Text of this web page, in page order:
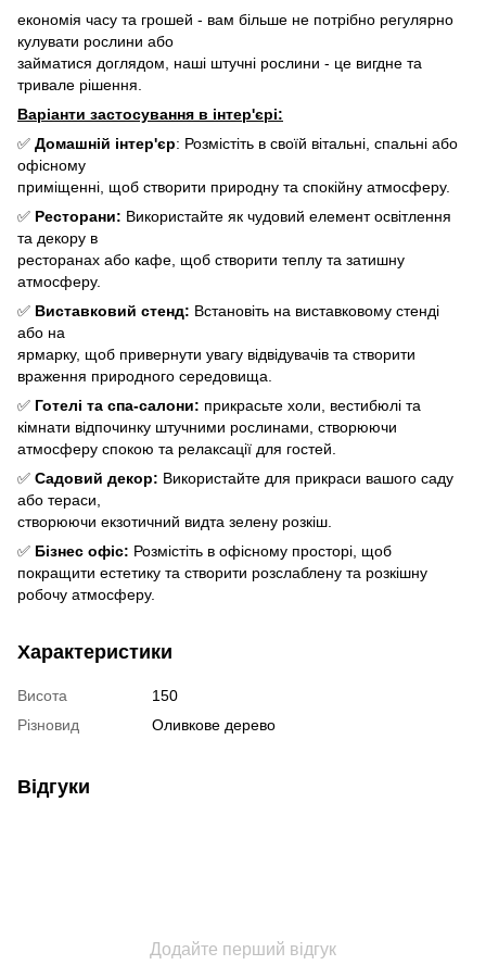
економія часу та грошей - вам більше не потрібно регулярно
кулувати рослини або
займатися доглядом, наші штучні рослини - це вигдне та
тривале рішення.
Варіанти застосування в інтер'єрі:
✅ Домашній інтер'єр: Розмістіть в своїй вітальні, спальні або
офісному
приміщенні, щоб створити природну та спокійну атмосферу.
✅ Ресторани: Використайте як чудовий елемент освітлення
та декору в
ресторанах або кафе, щоб створити теплу та затишну
атмосферу.
✅ Виставковий стенд: Встановіть на виставковому стенді
або на
ярмарку, щоб привернути увагу відвідувачів та створити
враження природного середовища.
✅ Готелі та спа-салони: прикрасьте холи, вестибюлі та
кімнати відпочинку штучними рослинами, створюючи
атмосферу спокою та релаксації для гостей.
✅ Садовий декор: Використайте для прикраси вашого саду
або тераси,
створюючи екзотичний видта зелену розкіш.
✅ Бізнес офіс: Розмістіть в офісному просторі, щоб
покращити естетику та створити розслаблену та розкішну
робочу атмосферу.
Характеристики
Висота
150
Різновид
Оливкове дерево
Відгуки
Додайте перший відгук